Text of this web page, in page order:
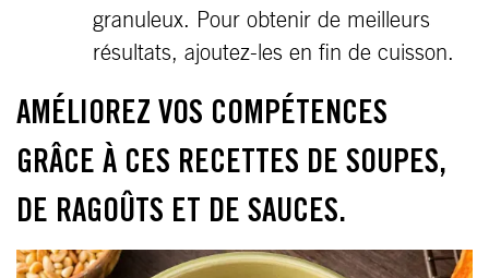
granuleux. Pour obtenir de meilleurs
résultats, ajoutez-les en fin de cuisson.
AMÉLIOREZ VOS COMPÉTENCES
GRÂCE À CES RECETTES DE SOUPES,
DE RAGOÛTS ET DE SAUCES.